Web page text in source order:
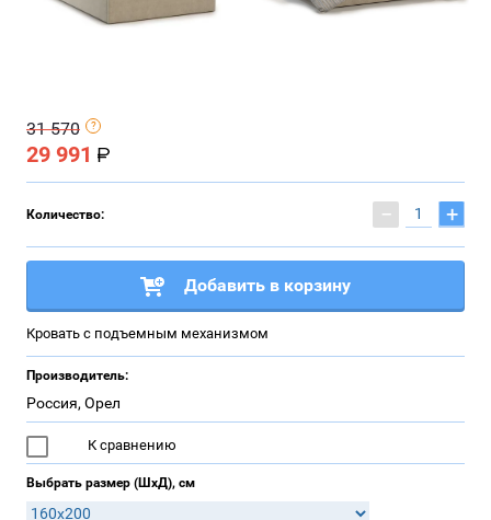
31 570
29 991
Количество: − +
Добавить в корзину
Кровать с подъемным механизмом
Производитель:
Россия, Орел
К сравнению
Выбрать размер (ШхД), см